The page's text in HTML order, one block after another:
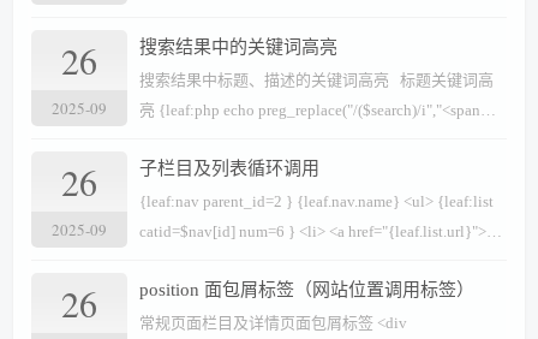
26
2025-09
搜索结果中的关键词高亮
搜索结果中标题、描述的关键词高亮 标题关键词高
亮 {leaf:php echo preg_replace("/($search)/i","<span
键词高亮 {leaf:php echo preg_replace("/($search)/i","
<sp
26
2025-09
子栏目及列表循环调用
{leaf:nav parent_id=2 } {leaf.nav.name} <ul> {leaf:list
catid=$nav[id] num=6 } <li> <a href="{leaf.list.url}">
26 position 面包屑标签（网站位置调用标签）
常规页面栏目及详情页面包屑标签 <div